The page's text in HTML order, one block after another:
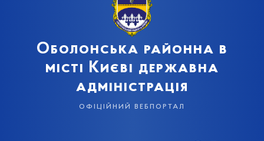
Оболонська районна в
місті Києві державна
адміністрація
офіційний вебпортал